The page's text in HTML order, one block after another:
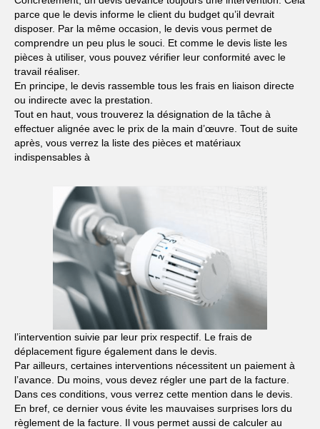
parce que le devis informe le client du budget qu’il devrait
disposer. Par la même occasion, le devis vous permet de
comprendre un peu plus le souci. Et comme le devis liste les
pièces à utiliser, vous pouvez vérifier leur conformité avec le
travail réaliser.
En principe, le devis rassemble tous les frais en liaison directe
ou indirecte avec la prestation.
Tout en haut, vous trouverez la désignation de la tâche à
effectuer alignée avec le prix de la main d’œuvre. Tout de suite
après, vous verrez la liste des pièces et matériaux
indispensables à
l’intervention suivie par leur prix respectif. Le frais de
déplacement figure également dans le devis.
Par ailleurs, certaines interventions nécessitent un paiement à
l’avance. Du moins, vous devez régler une part de la facture.
Dans ces conditions, vous verrez cette mention dans le devis.
En bref, ce dernier vous évite les mauvaises surprises lors du
règlement de la facture. Il vous permet aussi de calculer au